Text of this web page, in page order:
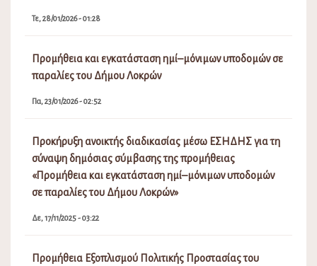
Τε, 28/01/2026 - 01:28
Προμήθεια και εγκατάσταση ημί–μόνιμων υποδομών σε
παραλίες του Δήμου Λοκρών
Πα, 23/01/2026 - 02:52
Προκήρυξη ανοικτής διαδικασίας μέσω ΕΣΗΔΗΣ για τη
σύναψη δημόσιας σύμβασης της προμήθειας
«Προμήθεια και εγκατάσταση ημί–μόνιμων υποδομών
σε παραλίες του Δήμου Λοκρών»
Δε, 17/11/2025 - 03:22
Προμήθεια Εξοπλισμού Πολιτικής Προστασίας του